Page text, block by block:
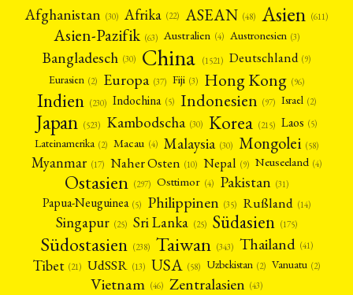
Afghanistan (30) Afrika (22) ASEAN (48) Asien (611)
Asien-Pazifik (63) Australien (4) Austronesien (3)
Bangladesch (30) China (1521) Deutschland (9)
Eurasien (2) Europa (37) Fiji (3) Hong Kong (96)
Indien (230) Indochina (5) Indonesien (97) Israel (2)
Japan (523) Kambodscha (30) Korea (215) Laos (5)
Lateinamerika (2) Macau (4) Malaysia (30) Mongolei (58)
Myanmar (17) Naher Osten (10) Nepal (9) Neuseeland (4)
Ostasien (297) Osttimor (4) Pakistan (31)
Papua-Neuguinea (5) Philippinen (35) Rußland (14)
Singapur (25) Sri Lanka (25) Südasien (175)
Südostasien (238) Taiwan (343) Thailand (41)
Tibet (21) UdSSR (13) USA (58) Uzbekistan (2) Vanuatu (2)
Vietnam (46) Zentralasien (43)